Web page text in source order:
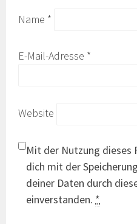
Name *
E-Mail-Adresse *
Website
Mit der Nutzung dieses
dich mit der
deiner Daten durch
einverstanden. *